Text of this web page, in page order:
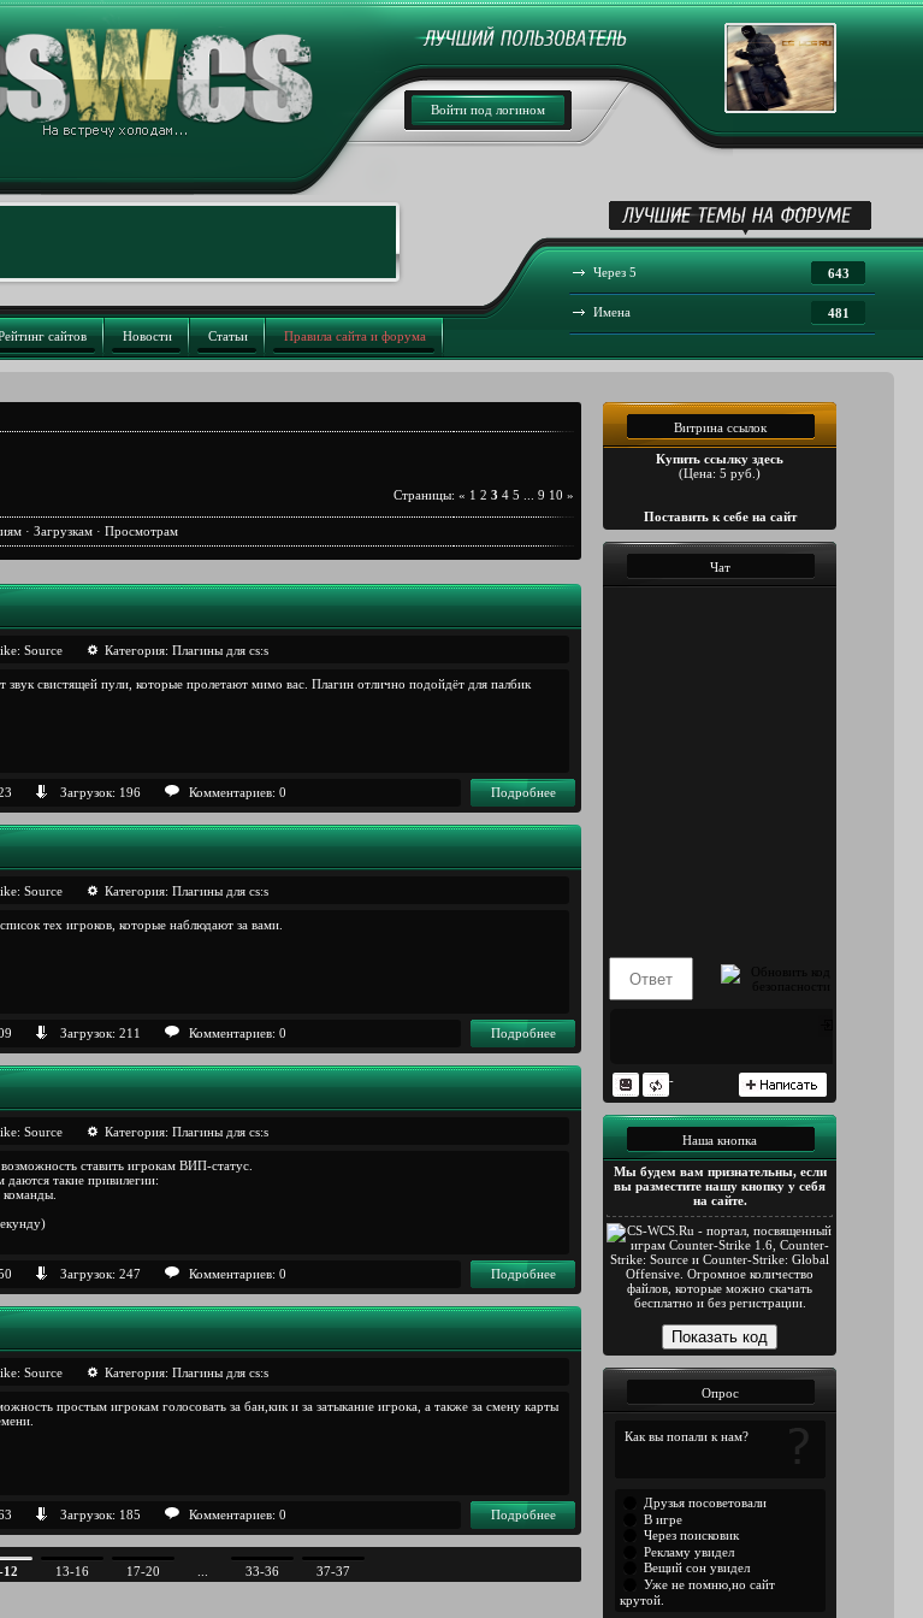
Войти под логином
643
Через 5
481
Имена
сайтов Новости Статьи Правила сайта и форума
Витрина ссылок
Купить ссылку здесь
(Цена: 5 руб.)
Поставить к себе на сайт
Чат
-
Наша кнопка
Мы будем вам признательны, если
вы разместите нашу кнопку у себя
на сайте.
Опрос
Как вы попали к нам?
Друзья посоветовали
В игре
Через поисковик
Рекламу увидел
Вещий сон увидел
Уже не помню,но сайт
крутой.
Страницы: « 1 2 3 4 5 9 10 »
· Загрузкам · Просмотрам
Sourcе Категория: Плагины для cs:s
звук свистящей пули, которые пролетают мимо вас. Плагин отлично подойдёт для палбик
Подробнее
Загрузок: 196 Комментариев: 0
Sourcе Категория: Плагины для cs:s
тех игроков, которые наблюдают за вами.
Подробнее
Загрузок: 211 Комментариев: 0
Sourcе Категория: Плагины для cs:s
ставить игрокам ВИП-статус.
такие привилегии:
Подробнее
Загрузок: 247 Комментариев: 0
Sourcе Категория: Плагины для cs:s
простым игрокам голосовать за бан,кик и за затыкание игрока, а также за смену карты
Подробнее
Загрузок: 185 Комментариев: 0
12 13-16 17-20 33-36 37-37